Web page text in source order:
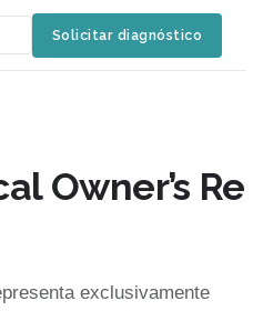
Solicitar diagnóstico
Owner’s
exclusivamente